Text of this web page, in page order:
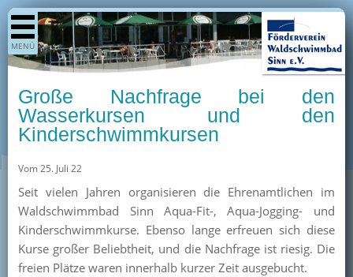
MENÜ
Shop
Aktuelles
Termine
Berichte
/ Preise
Kurse
Unterstützer
Große Nachfrage bei den
Wasserkursen und den
Kinderschwimmkursen
Vom 25. Juli 22
Seit vielen Jahren organisieren die Ehrenamtlichen im
Waldschwimmbad Sinn Aqua-Fit-, Aqua-Jogging- und
Kinderschwimmkurse. Ebenso lange erfreuen sich diese
Kurse großer Beliebtheit, und die Nachfrage ist riesig. Die
freien Plätze waren innerhalb kurzer Zeit ausgebucht.